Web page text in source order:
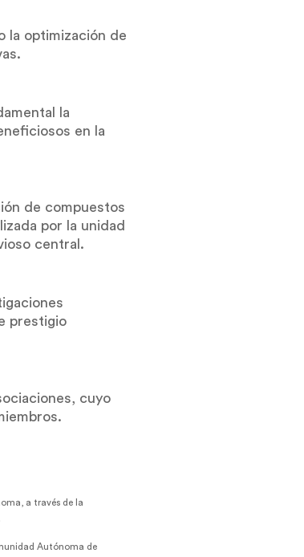
la optimización de
la
en la
de compuestos
por la unidad
central.
prestigio
cuyo
a través de la
Autónoma de